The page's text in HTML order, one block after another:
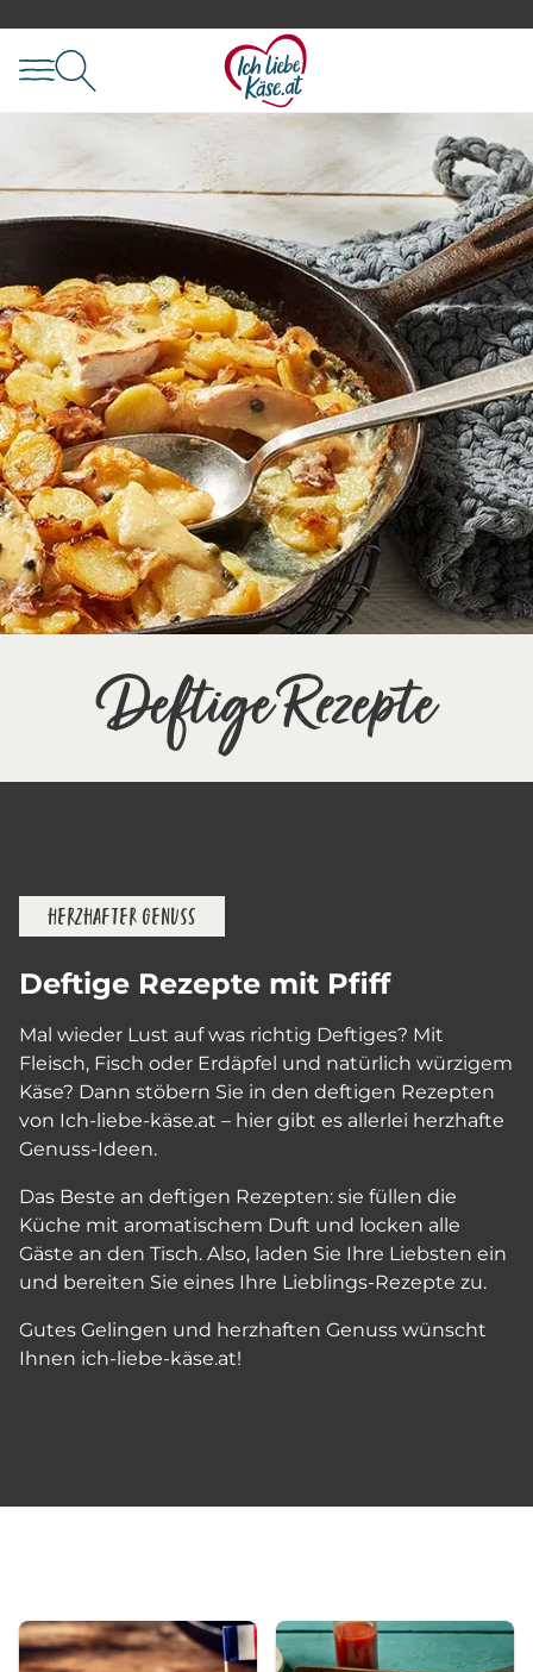
Deftige Rezepte
HERZHAFTER GENUSS
Deftige Rezepte mit Pfiff
Mal wieder Lust auf was richtig Deftiges? Mit
Fleisch, Fisch oder Erdäpfel und natürlich würzigem
Käse? Dann stöbern Sie in den deftigen Rezepten
von Ich-liebe-käse.at – hier gibt es allerlei herzhafte
Genuss-Ideen.
Das Beste an deftigen Rezepten: sie füllen die
Küche mit aromatischem Duft und locken alle
Gäste an den Tisch. Also, laden Sie Ihre Liebsten ein
und bereiten Sie eines Ihre Lieblings-Rezepte zu.
Gutes Gelingen und herzhaften Genuss wünscht
Ihnen ich-liebe-käse.at!